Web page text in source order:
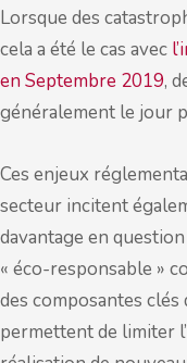
Lorsque des
cela a été le cas avec
en Septembre 2019,
généralement le jour
Ces enjeux
secteur incitent
davantage en
« éco-responsable »
des composantes clés
permettent de limiter